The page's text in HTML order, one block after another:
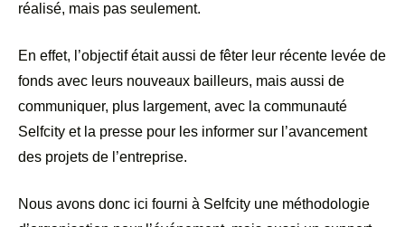
réalisé, mais pas seulement.
En effet, l’objectif était aussi de fêter leur récente levée de
fonds avec leurs nouveaux bailleurs, mais aussi de
communiquer, plus largement, avec la communauté
Selfcity et la presse pour les informer sur l’avancement
des projets de l’entreprise.
Nous avons donc ici fourni à Selfcity une méthodologie